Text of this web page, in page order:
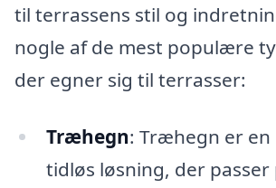
til terrassens stil og
nogle af de mest populære
der egner sig til terrasser:
Træhegn: Træhegn er en
tidløs løsning, der